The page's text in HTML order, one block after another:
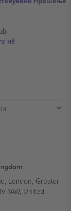
нѐ
London, Greater
1AW, United